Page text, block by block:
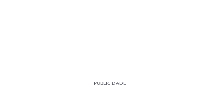
PUBLICIDADE